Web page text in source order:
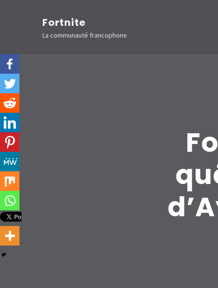
(Pressez
Entrée)
Fortnite
La communauté francophone